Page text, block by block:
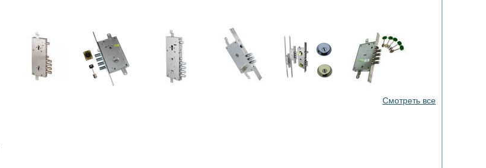
Смотреть все